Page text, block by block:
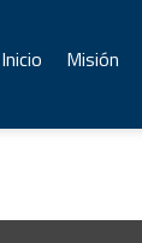
Inicio Misión